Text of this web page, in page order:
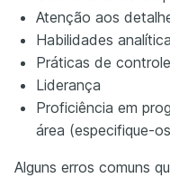
Atenção aos
Habilidades
Práticas de
Liderança
Proficiência em
área (especifique-
Alguns erros comuns